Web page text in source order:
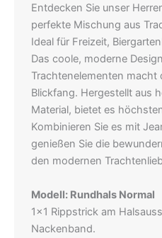
Entdecken Sie unser
perfekte Mischung aus
Ideal für Freizeit,
Das coole, moderne
Trachtenelementen macht
Blickfang. Hergestellt aus
Material, bietet es
Kombinieren Sie es mit
genießen Sie die
den modernen
Modell: Rundhals Normal
1×1 Rippstrick am
Nackenband.